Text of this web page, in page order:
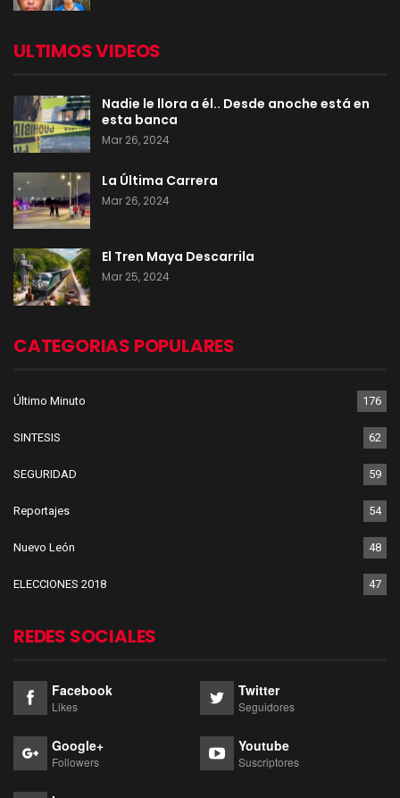
ULTIMOS VIDEOS
Nadie le llora a él.. Desde anoche está en
esta banca
Mar 26, 2024
La Última Carrera
Mar 26, 2024
El Tren Maya Descarrila
Mar 25, 2024
CATEGORIAS POPULARES
Último Minuto 176
SINTESIS 62
SEGURIDAD 59
Reportajes 54
Nuevo León 48
ELECCIONES 2018 47
REDES SOCIALES
Facebook
Likes
Twitter
Seguidores
Google+
Followers
Youtube
Suscriptores